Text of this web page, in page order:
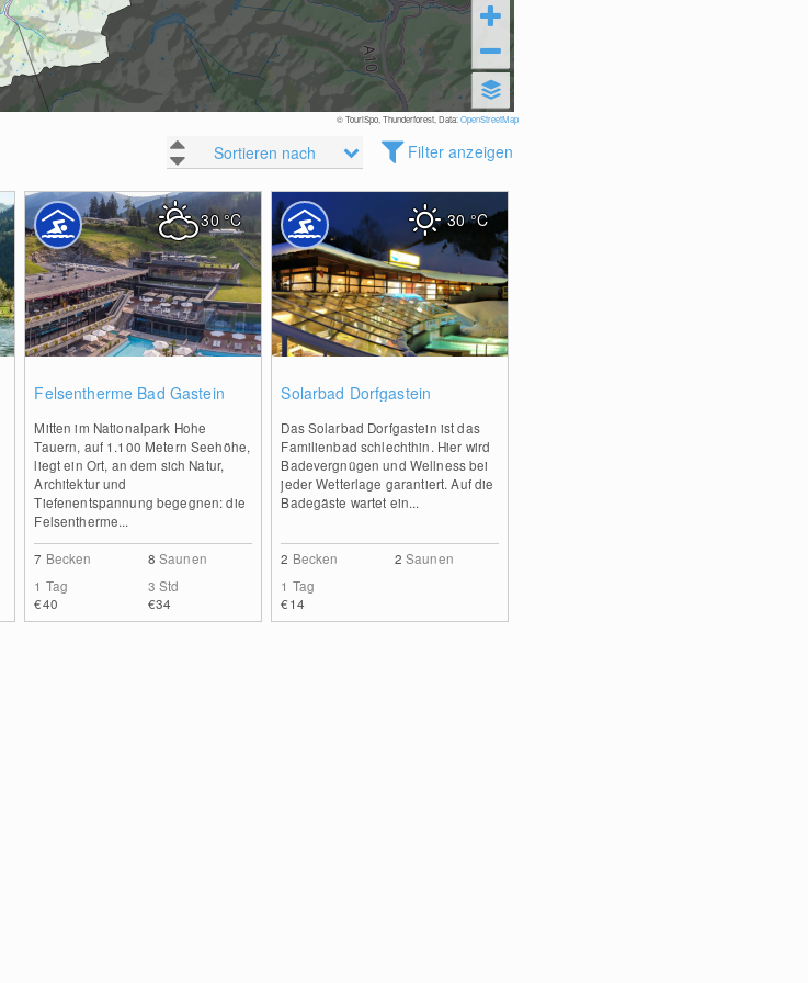
© TouriSpo, Thunderforest, Data:OpenStreetMap
Sortieren nach Filter anzeigen
Felsentherme Bad Gastein
Mitten im Nationalpark Hohe
Tauern, auf 1.100 Metern Seehöhe,
liegt ein Ort, an dem sich Natur,
Architektur und
Tiefenentspannung begegnen: die
Felsentherme...
7 Becken 8 Saunen
1 Tag
€40
3 Std
€34
30°C
Solarbad Dorfgastein
Das Solarbad Dorfgastein ist das
Familienbad schlechthin. Hier wird
Badevergnügen und Wellness bei
jeder Wetterlage garantiert. Auf die
Badegäste wartet ein...
2 Becken 2 Saunen
1 Tag
€14
30°C